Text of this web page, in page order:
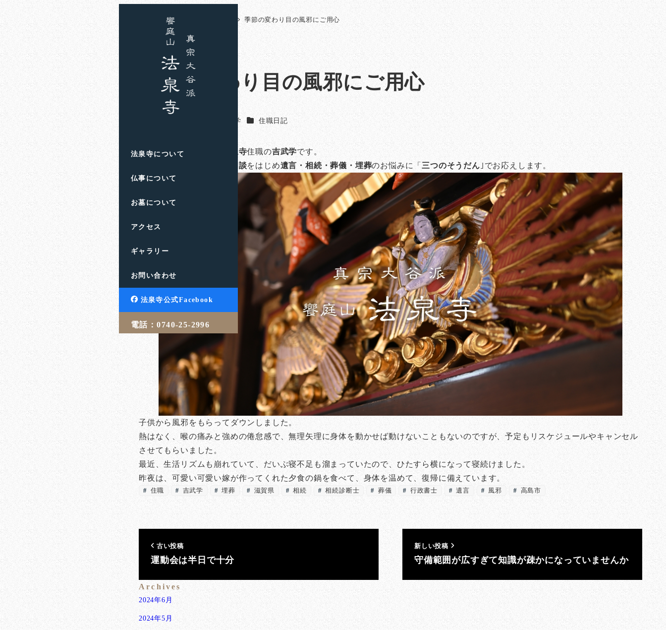
法泉寺について
仏事について
お墓について
アクセス
ギャラリー
お問い合わせ
法泉寺公式Facebook
電話：0740-25-2996
お知らせ 季節の変わり目の風邪にご用心
季節の変わり目の風邪にご用心
吉武 学 カテゴリー
住職日記
滋賀県高島市 饗庭山法泉寺住職の吉武学です。
終活のご相談をはじめ遺言・相続・葬儀・埋葬のお悩みに「 三つのそうだん ｣でお応えします。
子供から風邪をもらってダウンしました。
熱はなく、喉の痛みと強めの倦怠感で、無理矢理に身体を動かせば動けないこともないのですが、予定もリスケジュールやキャンセル
させてもらいました。
最近、生活リズムも崩れていて、だいぶ寝不足も溜まっていたので、ひたすら横になって寝続けました。
昨夜は、可愛い可愛い嫁が作ってくれた夕食の鍋を食べて、身体を温めて、復帰に備えています。
住職 吉武学 埋葬 滋賀県 相続 相続診断士 葬儀 行政書士 遺言 風邪 高島市
古い投稿
運動会は半日で十分
新しい投稿
守備範囲が広すぎて知識が疎かになっていませんか
Archives
2024年6月
2024年5月